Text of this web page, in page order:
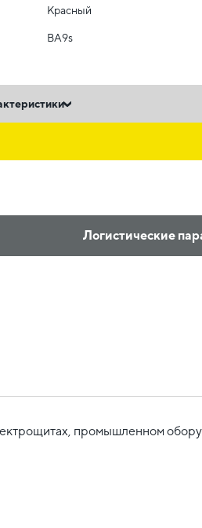
Красный
BA9s
Логистические
промышленном